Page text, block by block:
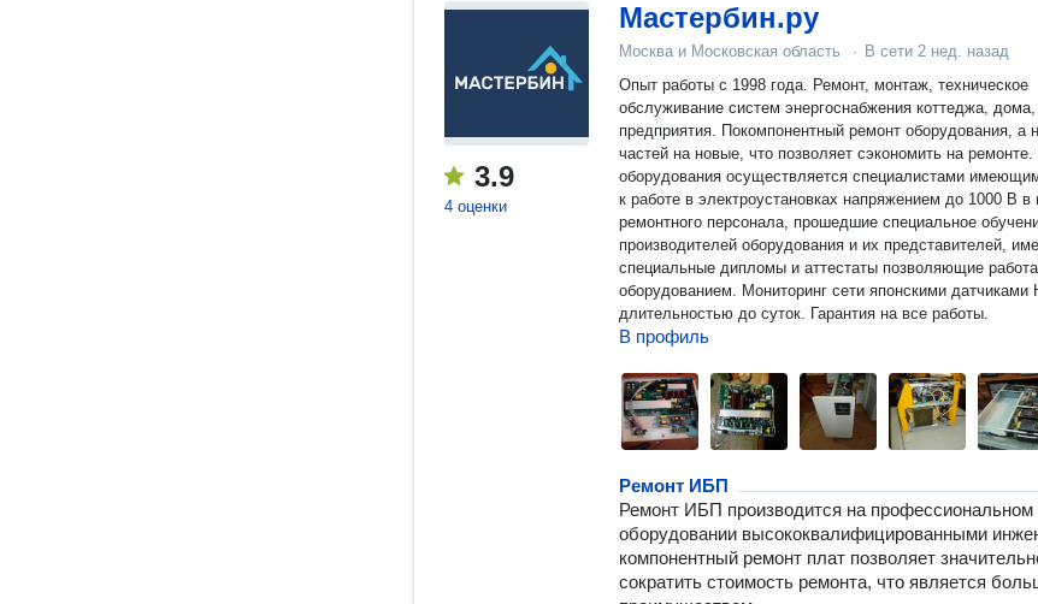
3.9
4 оценки
Мастербин.ру
Москва и Московская область · В сети 2 нед. назад
Опыт работы с 1998 года. Ремонт, монтаж, техническое
обслуживание систем энергоснабжения коттеджа, дома,
предприятия. Покомпонентный ремонт оборудования, а
частей на новые, что позволяет сэкономить на ремонте. Монтаж
оборудования осуществляется специалистами
к работе в электроустановках напряжением до 1000 В в
ремонтного персонала, прошедшие специальное
производителей оборудования и их представителей,
специальные дипломы и аттестаты позволяющие
оборудованием. Мониторинг сети японскими датчиками HIOKI
длительностью до суток. Гарантия на все работы.
В профиль
Ремонт ИБП
Ремонт ИБП производится на профессиональном
оборудовании высококвалифицированными
компонентный ремонт плат позволяет
сократить стоимость ремонта, что является